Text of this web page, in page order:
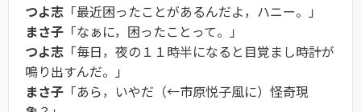
つよ志 「最近困ったことがあるんだよ，ハニー。」
まさ子 「なぁに，困ったことって。」
つよ志 「毎日，夜の１１時半になると目覚まし時計が
鳴り出すんだ。」
まさ子 「あら，いやだ（←市原悦子風に）怪奇現